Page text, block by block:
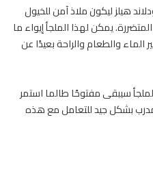
هيلز ليكون ملاذ آمن للخيول
يمكن لهذا الملجأ إيواء ما
الماء والطعام والراحة بعيدًا عن
الملجأ سيبقى مفتوحًا طالما استمر
بشكل جيد للتعامل مع هذه